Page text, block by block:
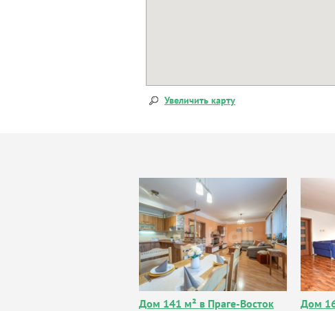
Увеличить карту
Дом 141 м² в Праге-Восток Дом